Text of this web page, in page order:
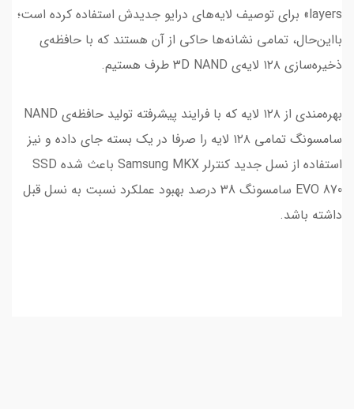
layers» برای توصیف لایه‌های درایو جدیدش استفاده کرده است؛
بااین‌حال، تمامی نشانه‌ها حاکی از آن هستند که با حافظه‌ی
ذخیره‌سازی ۱۲۸ لایه‌ی 3D NAND طرف هستیم.
بهره‌مندی از ۱۲۸ لایه که با فرایند پیشرفته تولید حافظه‌ی NAND
سامسونگ تمامی ۱۲۸ لایه را صرفا در یک بسته جای داده و نیز
استفاده از نسل جدید کنترلر Samsung MKX باعث شده SSD
EVO 870 سامسونگ 38 درصد بهبود عملکرد نسبت به نسل قبل
داشته باشد.